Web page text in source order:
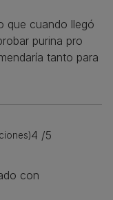
que cuando llegó
purina pro
tanto para
4 /5
con